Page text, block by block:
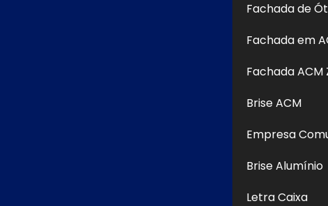
Fachada de
Fachada em
Fachada ACM
Brise ACM
Empresa
Brise Alumínio
Letra Caixa
Guarulhos
como um cartão de visitas que transmite a
permite destacar o negócio em meio à
possível desenvolver fachadas personalizadas,
de Lojas no Jardim Santa Rita - Guarulhos bem